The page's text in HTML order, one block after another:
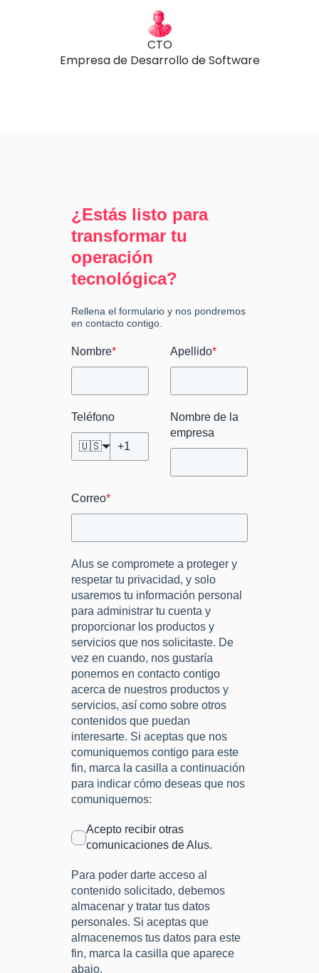
CTO
Empresa de Desarrollo de Software
¿Estás listo para
transformar tu
operación
tecnológica?
Rellena el formulario y nos pondremos
en contacto contigo.
Nombre* Apellido*
Teléfono
🇺🇸
Nombre de la
empresa
Correo*
Alus se compromete a proteger y
respetar tu privacidad, y solo
usaremos tu información personal
para administrar tu cuenta y
proporcionar los productos y
servicios que nos solicitaste. De
vez en cuando, nos gustaría
ponernos en contacto contigo
acerca de nuestros productos y
servicios, así como sobre otros
contenidos que puedan
interesarte. Si aceptas que nos
comuniquemos contigo para este
fin, marca la casilla a continuación
para indicar cómo deseas que nos
comuniquemos:
Acepto recibir otras
comunicaciones de Alus.
Para poder darte acceso al
contenido solicitado, debemos
almacenar y tratar tus datos
personales. Si aceptas que
almacenemos tus datos para este
fin, marca la casilla que aparece
abajo.